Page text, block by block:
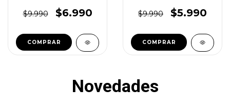
$9.990
$6.990
$9.990
$5.990
Novedades